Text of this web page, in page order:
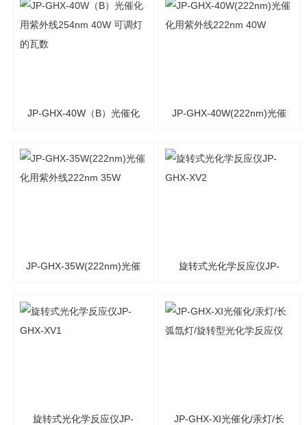
JP-GHX-40W（B）光催化
灯的瓦数
JP-GHX-40W(222nm)光催
JP-GHX-35W(222nm)光催 旋转式光化学反应仪JP-
旋转式光化学反应仪JP- JP-GHX-XI光催化/汞灯/长